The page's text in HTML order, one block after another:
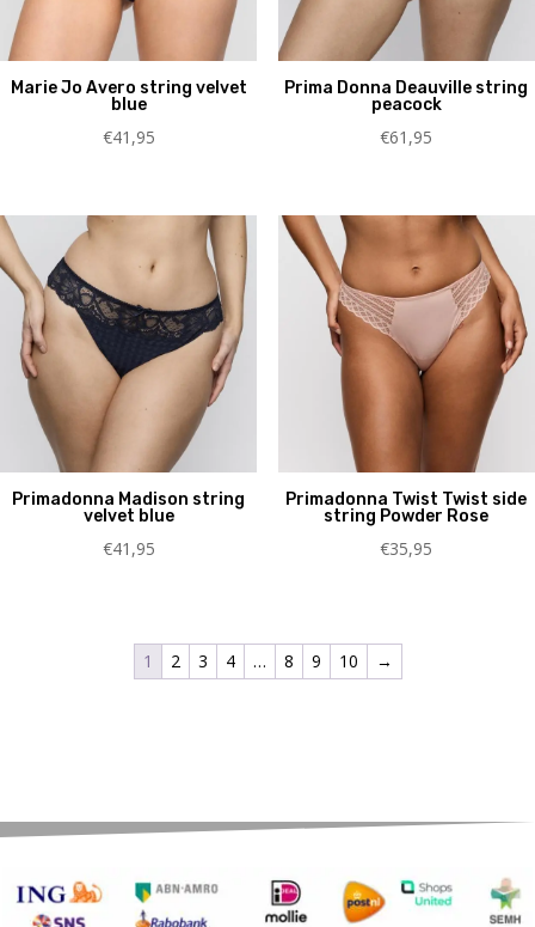
Marie Jo Avero string velvet
blue
€41,95
Prima Donna Deauville string
peacock
€61,95
Primadonna Madison string
velvet blue
€41,95
Primadonna Twist Twist side
string Powder Rose
€35,95
1 2 3 4 … 8 9 10 →